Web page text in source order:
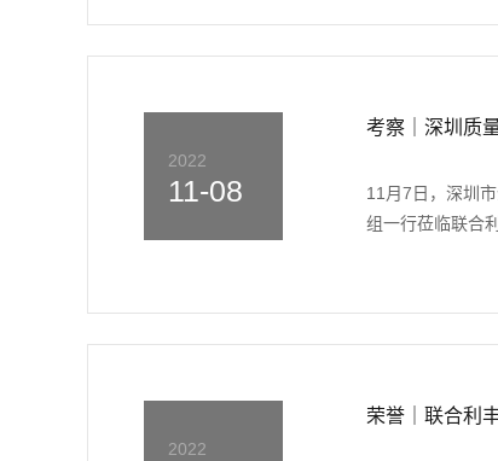
2022
11-08
考察｜深圳质
11月7日，深圳
组一行莅临联合
2022
荣誉｜联合利